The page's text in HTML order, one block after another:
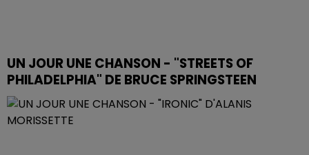
UN JOUR UNE CHANSON - "STREETS OF
PHILADELPHIA" DE BRUCE SPRINGSTEEN